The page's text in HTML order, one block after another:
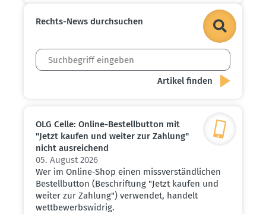
Rechts-News durch­suchen
OLG Celle: Online-Bestell­button mit
"Jetzt kaufen und weiter zur Zahlung"
nicht ausrei­chend
05. August 2026
Wer im Online-Shop einen missverständlichen
Bestellbutton (Beschriftung "Jetzt kaufen und
weiter zur Zahlung") verwendet, handelt
wettbewerbswidrig.